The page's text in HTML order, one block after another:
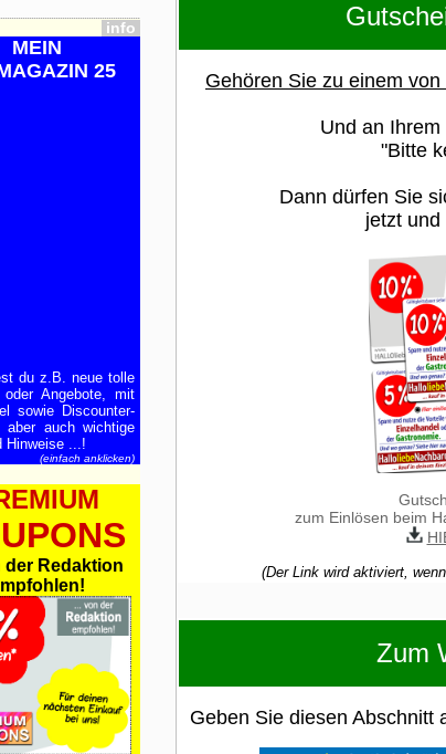
info
MEIN
25
du z.B. neue tolle
oder Angebote, mit
sowie Discounter-
aber auch wichtige
Hinweise ...!
(einfach anklicken)
der Redaktion
Gehören Sie zu einem
Und an
"Bitte
Dann dürfen Sie
jetzt
zum Einlösen beim
(Der Link wird aktiviert,
Zum
Geben Sie diesen Abschnitt